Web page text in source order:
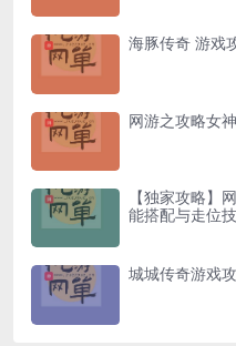
海豚传奇 游戏
网游之攻略女
【独家攻略】
能搭配与走位
城城传奇游戏